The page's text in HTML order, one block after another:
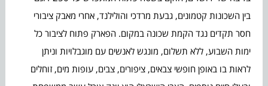
בין השכונות קטמונים, גבעת מרדכי והולילנד, אחרי מאבק ציבורי
חסר תקדים נגד הקמת שכונה במקום. הפארק פתוח לציבור כל
ימות השבוע, ללא תשלום, מונגש לאנשים עם מוגבלויות וניתן
לראות בו באופן חופשי צבאים, ציפורים, צבים, עופות מים, זוחלים